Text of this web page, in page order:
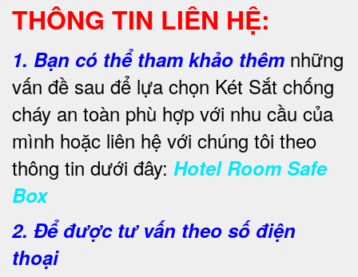
THÔNG TIN LIÊN HỆ:
1. Bạn có thể tham khảo thêm những
vấn đề sau để lựa chọn Két Sắt chống
cháy an toàn phù hợp với nhu cầu của
mình hoặc liên hệ với chúng tôi theo
thông tin dưới đây: Hotel Room Safe
Box
2. Để được tư vấn theo số điện
thoại